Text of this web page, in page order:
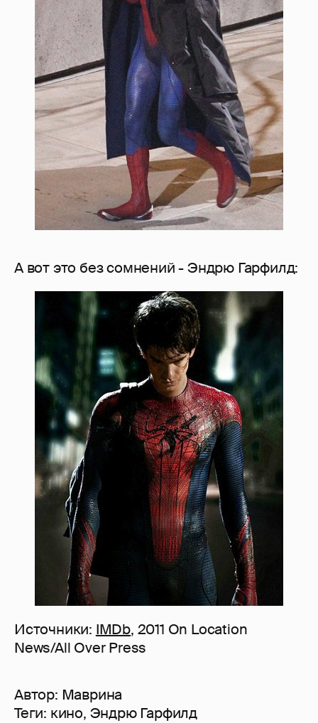
А вот это без сомнений - Эндрю Гарфилд:
Источники: IMDb, 2011 On Location
News/All Over Press
Автор: Маврина
Теги: кино, Эндрю Гарфилд